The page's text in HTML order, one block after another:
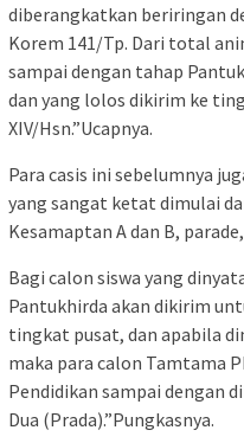
diberangkatkan beriringan
Korem 141/Tp. Dari total
sampai dengan tahap
dan yang lolos dikirim ke
XIV/Hsn.”Ucapnya.
Para casis ini sebelumnya
yang sangat ketat dimulai
Kesamaptan A dan B,
Bagi calon siswa yang
Pantukhirda akan dikirim
tingkat pusat, dan apabila
maka para calon Tamtama
Pendidikan sampai dengan
Dua (Prada).”Pungkasnya.